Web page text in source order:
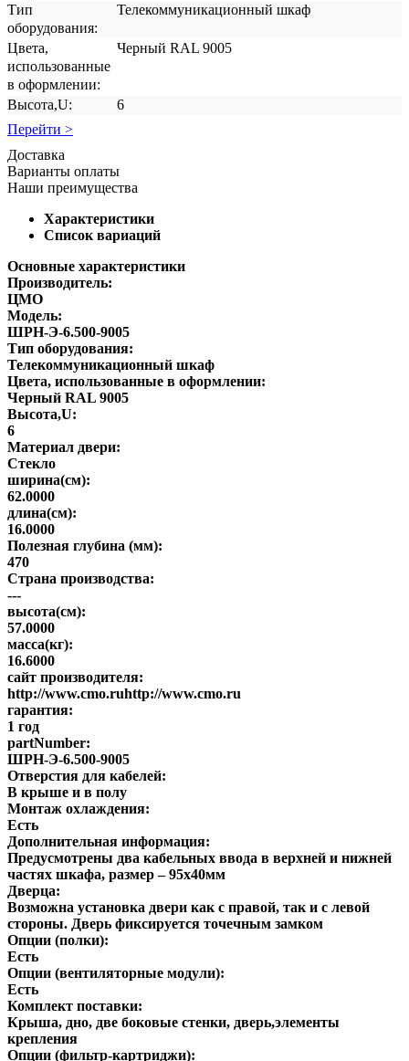
Тип
оборудования:
Телекоммуникационный шкаф
Цвета,
использованные
в оформлении:
Черный RAL 9005
Высота,U:
6
Перейти >
Доставка
Варианты оплаты
Наши преимущества
Характеристики
Список вариаций
Основные характеристики
Производитель:
ЦМО
Модель:
ШРН-Э-6.500-9005
Тип оборудования:
Телекоммуникационный шкаф
Цвета, использованные в оформлении:
Черный RAL 9005
Высота,U:
6
Материал двери:
Стекло
ширина(см):
62.0000
длина(см):
16.0000
Полезная глубина (мм):
470
Страна производства:
---
высота(см):
57.0000
масса(кг):
16.6000
сайт производителя:
http://www.cmo.ruhttp://www.cmo.ru
гарантия:
1 год
partNumber:
ШРН-Э-6.500-9005
Отверстия для кабелей:
В крыше и в полу
Монтаж охлаждения:
Есть
Дополнительная информация:
Предусмотрены два кабельных ввода в верхней и нижней
частях шкафа, размер – 95х40мм
Дверца:
Возможна установка двери как с правой, так и с левой
стороны. Дверь фиксируется точечным замком
Опции (полки):
Есть
Опции (вентиляторные модули):
Есть
Комплект поставки:
Крыша, дно, две боковые стенки, дверь,элементы
крепления
Опции (фильтр-картриджи):